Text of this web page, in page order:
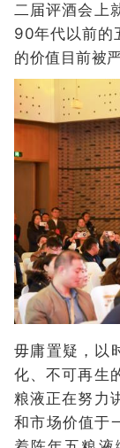
二届评酒会上
90年代以前的
的价值目前被
毋庸置疑，以
化、不可再生
粮液正在努力
和市场价值于